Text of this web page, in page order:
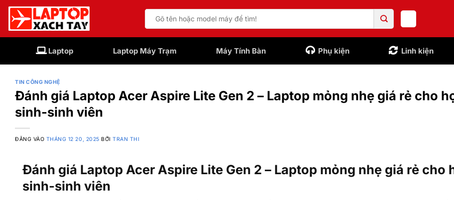
Bỏ
qua
nội
dung
Tìm
kiếm:
Laptop Laptop Máy Trạm Máy Tính Bàn Phụ kiện Linh kiện
TIN CÔNG NGHỆ
Đánh giá Laptop Acer Aspire Lite Gen 2 – Laptop mỏng nhẹ giá rẻ cho
sinh-sinh viên
ĐĂNG VÀO THÁNG 12 20, 2025 BỞITRAN THI
Đánh giá Laptop Acer Aspire Lite Gen 2 – Laptop mỏng nhẹ giá rẻ cho
sinh-sinh viên